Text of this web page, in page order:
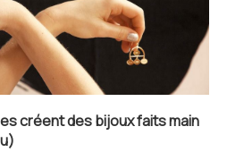
créent des bijoux faits main